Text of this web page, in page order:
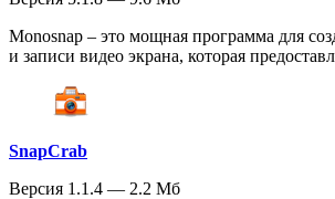
Monosnap – это мощная программа для
и записи видео экрана, которая
SnapCrab
Версия 1.1.4 — 2.2 Мб